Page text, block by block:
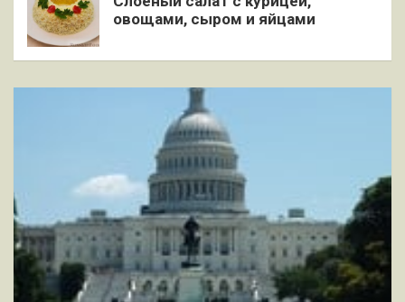
овощами, сыром и яйцами